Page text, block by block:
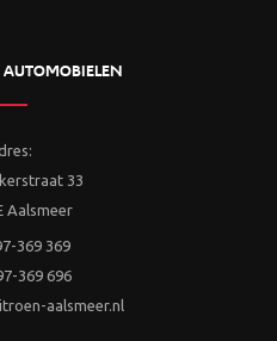
AUTOMOBIELEN
33
Aalsmeer
369 369
369 696
aalsmeer.nl